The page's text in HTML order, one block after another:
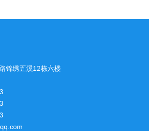
锦绣五溪12栋六楼